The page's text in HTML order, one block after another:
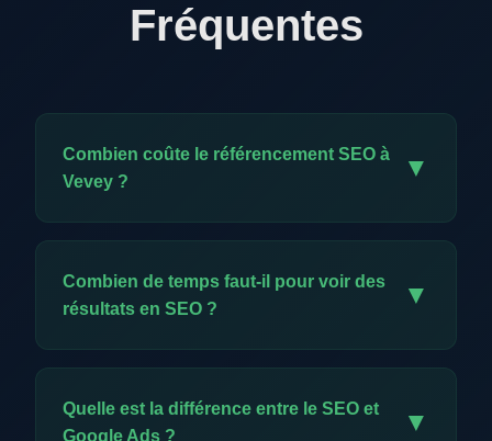
Fréquentes
Combien coûte le référencement SEO à
Vevey ?
▼
Notre offre exclusive est à CHF 59.-/mois. Elle
audit, optimisation technique, création de
Combien de temps faut-il pour voir des
résultats en SEO ?
▼
Les premiers résultats apparaissent
à la publicité, le SEO construit un actif durable :
Quelle est la différence entre le SEO et
Google Ads ?
▼